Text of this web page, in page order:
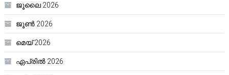
ജൂലൈ 2026
ജൂൺ 2026
മെയ്‌ 2026
ഏപ്രിൽ 2026